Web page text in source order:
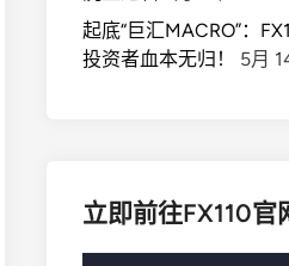
起底“巨汇MACRO”：
投资者血本无归！
5月
立即前往FX110官